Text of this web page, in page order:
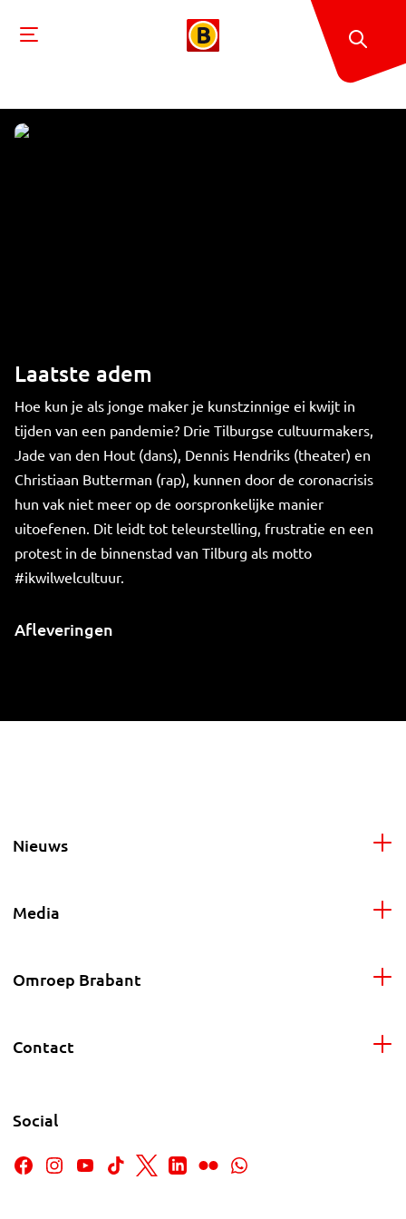
Laatste adem
Hoe kun je als jonge maker je kunstzinnige ei kwijt in
tijden van een pandemie? Drie Tilburgse cultuurmakers,
Jade van den Hout (dans), Dennis Hendriks (theater) en
Christiaan Butterman (rap), kunnen door de coronacrisis
hun vak niet meer op de oorspronkelijke manier
uitoefenen. Dit leidt tot teleurstelling, frustratie en een
protest in de binnenstad van Tilburg als motto
#ikwilwelcultuur.
Afleveringen
Nieuws
Media
Omroep Brabant
Contact
Social